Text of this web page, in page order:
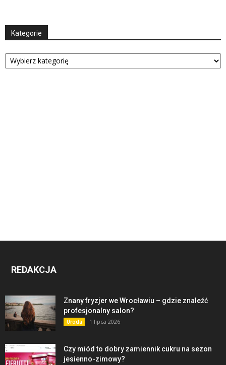
Kategorie
Kategorie
REDAKCJA
Znany fryzjer we Wrocławiu – gdzie znaleźć
profesjonalny salon?
Uroda 1 lipca 2026
Czy miód to dobry zamiennik cukru na sezon
jesienno-zimowy?